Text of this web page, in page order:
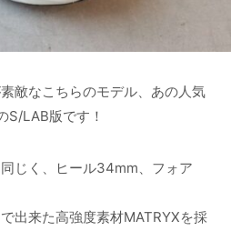
敵なこちらのモデル、あの人気
S/LAB版です！
じく、ヒール34mm、フォア
出来た高強度素材MATRYXを採